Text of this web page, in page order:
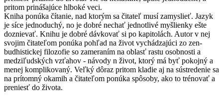
pritom prinášajúce hlboké veci.
Kniha ponúka čítanie, nad ktorým sa čitateľ musí zamyslieť. Jazyk
je síce jednoduchý, no je dobré nechať jednotlivé myšlienky ešte
doznievať. Knihu je dobré dávkovať si po kapitolách. Autor v nej
svojim čitateľom ponúka pohľad na život vychádzajúci zo zen-
budhistickej filozofie so zameraním na oblasť rastu osobnosti a
medziľudských vzťahov - návody n život, ktorý má byť pokojný a
menej komplikovaný. Veľký dôraz pritom kladie aj na sústredenie sa
na prítomný okamih a čitateľom ponúka spôsoby, ako to trénovať a
preniesť do života.